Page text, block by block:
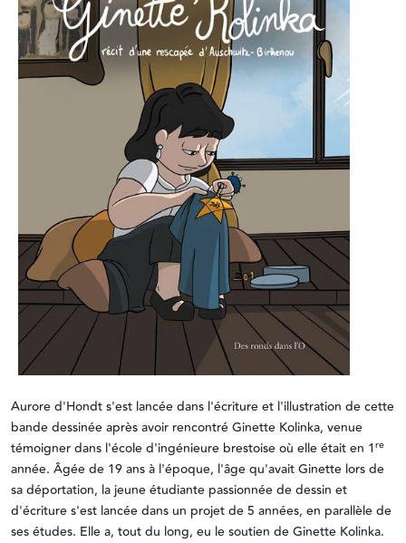
Aurore d'Hondt s'est lancée dans l'écriture et l'illustration de cette
bande dessinée après avoir rencontré Ginette Kolinka, venue
témoigner dans l'école d'ingénieure brestoise où elle était en 1re
année. Âgée de 19 ans à l'époque, l'âge qu'avait Ginette lors de
sa déportation, la jeune étudiante passionnée de dessin et
d'écriture s'est lancée dans un projet de 5 années, en parallèle de
ses études. Elle a, tout du long, eu le soutien de Ginette Kolinka.